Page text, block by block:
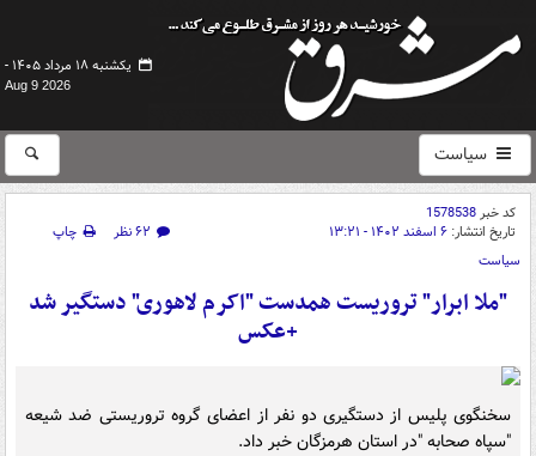
یکشنبه ۱۸ مرداد ۱۴۰۵ -
Aug 9 2026
سیاست
کد خبر1578538
تاریخ انتشار: ۶ اسفند ۱۴۰۲ - ۱۳:۲۱ ۶۲ نظر
چاپ
سیاست
"ملا ابرار" تروریست همدست "اکرم لاهوری" دستگیر شد
+عکس
سخنگوی پلیس از دستگیری دو نفر از اعضای گروه تروریستی ضد شیعه
"سپاه صحابه "در استان هرمزگان خبر داد.